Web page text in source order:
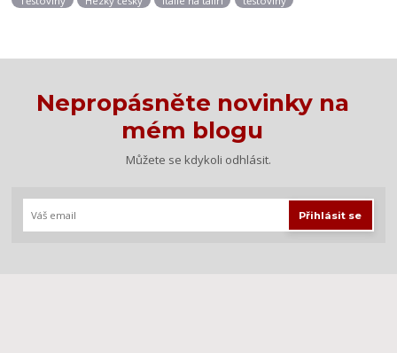
Nepropásněte novinky na
mém blogu
Můžete se kdykoli odhlásit.
Přihlásit se